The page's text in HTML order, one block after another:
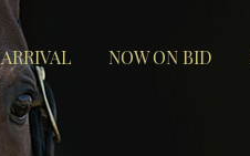
NOW ON BID